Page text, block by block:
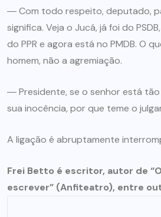
― Com todo respeito, deputado,
significa. Veja o Jucá, já foi do
do PPR e agora está no PMDB. O
homem, não a agremiação.
― Presidente, se o senhor está
sua inocência, por que teme o
A ligação é abruptamente
Frei Betto é escritor, autor de
escrever” (Anfiteatro), entre